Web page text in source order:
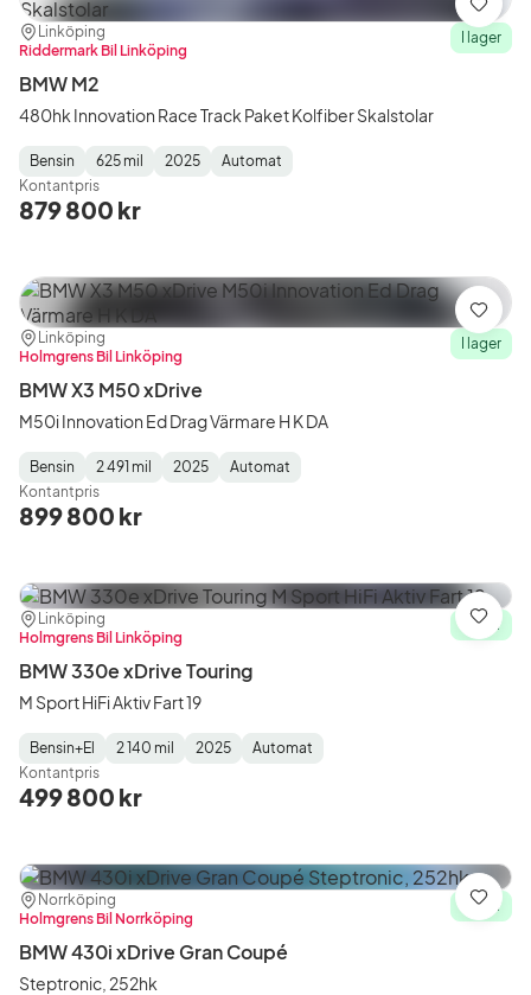
Plats:
Linköping
Återförsäljare:
Riddermark Bil Linköping
I lager
BMW M2
480hk Innovation Race Track Paket Kolfiber Skalstolar
Fuel
Type:
Bensin
Mätarställning
625 mil
Model
Year:
2025
Gearbox
Type:
Automat
Kontantpris
879 800 kr
Spara
Plats:
Linköping
Återförsäljare:
Holmgrens Bil Linköping
I lager
BMW X3 M50 xDrive
M50i Innovation Ed Drag Värmare H K DA
Fuel
Type:
Bensin
Mätarställning:
2 491 mil
Model
Year:
2025
Gearbox
Type:
Automat
Kontantpris
899 800 kr
Spara
Plats:
Linköping
Återförsäljare:
Holmgrens Bil Linköping
I lager
BMW 330e xDrive Touring
M Sport HiFi Aktiv Fart 19
Fuel
Type:
Bensin+El
Mätarställning:
2 140 mil
Model
Year:
2025
Gearbox
Type:
Automat
Kontantpris
499 800 kr
Spara
Plats:
Norrköping
Återförsäljare:
Holmgrens Bil Norrköping
I lager
BMW 430i xDrive Gran Coupé
Steptronic, 252hk
Spara